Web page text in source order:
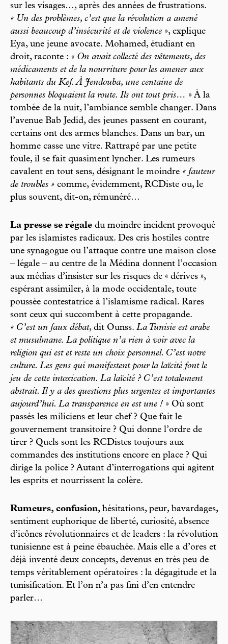
sur les visages…, après des années de frustrations.
« Un des problèmes, c’est que la révolution a amené
aussi beaucoup d’insécurité et de violence », explique
Eya, une jeune avocate. Mohamed, étudiant en
droit, raconte : « On avait collecté des vêtements, des
médicaments et de la nourriture pour les amener aux
habitants du Kef. À Jendouba, une centaine de
personnes bloquaient la route. Ils ont tout pris… » À la
tombée de la nuit, l’ambiance semble changer. Dans
l’avenue Bab Jedid, des jeunes passent en courant,
certains ont des armes blanches. Dans un bar, un
homme casse une vitre. Rattrapé par une petite
foule, il se fait quasiment lyncher. Les rumeurs
cavalent en tout sens, désignant le moindre « fauteur
de troubles » comme, évidemment, RCDiste ou, le
plus souvent, dit-on, rémunéré…
La presse se régale du moindre incident provoqué
par les islamistes radicaux. Des cris hostiles contre
une synagogue ou l’attaque contre une maison close
– légale – au centre de la Médina donnent l’occasion
aux médias d’insister sur les risques de « dérives »,
espérant assimiler, à la mode occidentale, toute
poussée contestatrice à l’islamisme radical. Rares
sont ceux qui succombent à cette propagande.
« C’est un faux débat, dit Ounss. La Tunisie est arabe
et musulmane. La politique n’a rien à voir avec la
religion qui est et reste un choix personnel. C’est notre
culture. Les gens qui manifestent pour la laïcité font le
jeu de cette intoxication. La laïcité ? C’est totalement
abstrait. Il y a des questions plus urgentes et importantes
aujourd’hui. La transparence en est une ! » Où sont
passés les miliciens et leur chef ? Que fait le
gouvernement transitoire ? Qui donne l’ordre de
tirer ? Quels sont les RCDistes toujours aux
commandes des institutions encore en place ? Qui
dirige la police ? Autant d’interrogations qui agitent
les esprits et nourrissent la colère.
Rumeurs, confusion, hésitations, peur, bavardages,
sentiment euphorique de liberté, curiosité, absence
d’icônes révolutionnaires et de leaders : la révolution
tunisienne est à peine ébauchée. Mais elle a d’ores et
déjà inventé deux concepts, devenus en très peu de
temps véritablement opératoires : la dégagitude et la
tunisification. Et l’on n’a pas fini d’en entendre
parler…